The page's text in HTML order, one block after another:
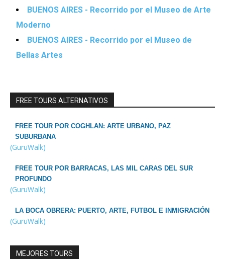
BUENOS AIRES - Recorrido por el Museo de Arte
Moderno
BUENOS AIRES - Recorrido por el Museo de
Bellas Artes
FREE TOURS ALTERNATIVOS
FREE TOUR POR COGHLAN: ARTE URBANO, PAZ
SUBURBANA
(GuruWalk)
FREE TOUR POR BARRACAS, LAS MIL CARAS DEL SUR
PROFUNDO
(GuruWalk)
LA BOCA OBRERA: PUERTO, ARTE, FUTBOL E INMIGRACIÓN
(GuruWalk)
MEJORES TOURS